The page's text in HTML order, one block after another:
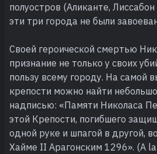
полуостров (Аликанте,
эти три города не были
Своей героической смертью
признание не только у своих
пользу всему городу. На самой
крепости можно найти
надписью: «Памяти Николаса
этой Крепости, погибшего
одной руке и шпагой в другой,
Хайме II Арагонским 1296». (A